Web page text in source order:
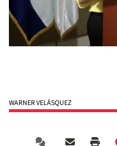
WARNER VELÁSQUEZ